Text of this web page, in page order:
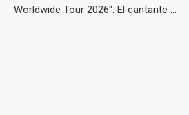
Worldwide Tour 2026". El cantante ...